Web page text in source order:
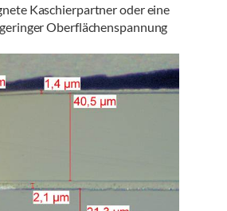
Kaschierpartner oder eine
Oberflächenspannung